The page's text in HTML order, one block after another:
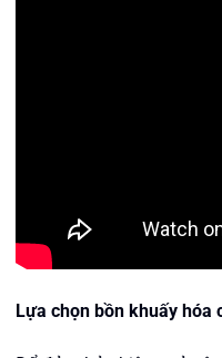
Lựa chọn bồn khuấy hóa